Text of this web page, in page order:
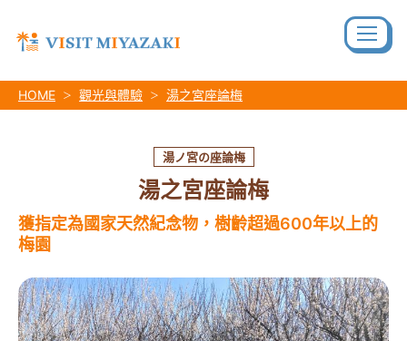
HOME 觀光與體驗 湯之宮座論梅
湯ノ宮の座論梅
湯之宮座論梅
獲指定為國家天然紀念物，樹齡超過600年以上的
梅園